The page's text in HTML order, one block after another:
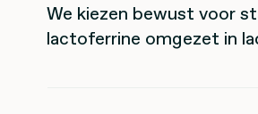
We kiezen bewust voor
lactoferrine omgezet in